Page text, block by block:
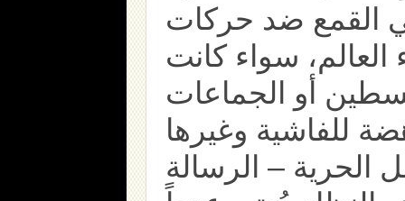
القمع ضد حركات
العالم، سواء كانت
أو الجماعات
للفاشية وغيرها
الحرية – الرسالة